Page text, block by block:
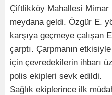
Çiftlikköy Mahallesi Mimar
meydana geldi. Özgür E.
karşıya geçmeye çalışan
çarptı. Çarpmanın
için çevredekilerin ihbarı
polis ekipleri sevk edildi.
Sağlık ekiplerince ilk